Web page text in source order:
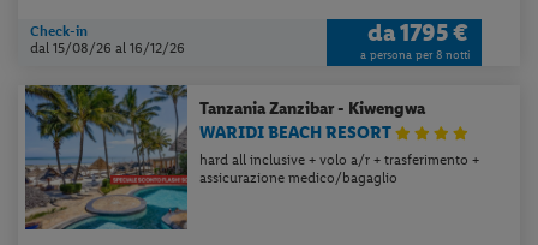
Check-in
dal 15/08/26al 16/12/26
da1795 €
a persona per 8 notti
TanzaniaZanzibar - Kiwengwa
WARIDI BEACH RESORT
hard all inclusive + volo a/r + trasferimento +
assicurazione medico/bagaglio